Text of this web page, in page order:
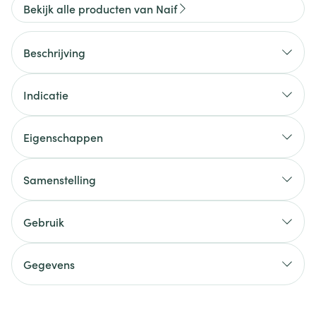
Bekijk alle producten van Naif
Beschrijving
Indicatie
Eigenschappen
Samenstelling
Gebruik
Gegevens